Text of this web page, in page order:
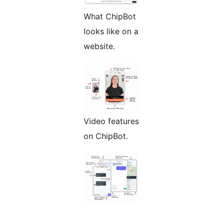
What ChipBot
looks like on a
website.
Video features
on ChipBot.